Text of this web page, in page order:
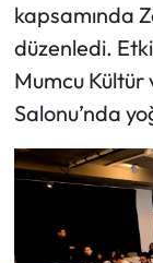
kapsamında
düzenledi.
Mumcu Kültür
Salonu’nda